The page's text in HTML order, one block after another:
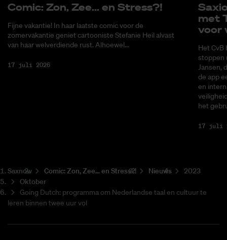
Co­mic: Zon, Zee... en Stress?!
Fijne vakantie! In haar laatste comic voor de
zomervakantie geniet cartooniste Stefanie Heil alvast
van haar welverdiende rust. Alhoewel...
17 juli 2026
met
voor
Het CvB
stoppen
Jansen,
de app
en
het
17 juli
Saxnow Co­mic: Zon, Zee... en Stress?! Nieuws
2023
Oktober
Going Dutch: programma om Nederlandse taal en cultuur te
leren binnen twee uur vol